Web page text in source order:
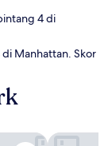
4 di
Manhattan. Skor
Hilton